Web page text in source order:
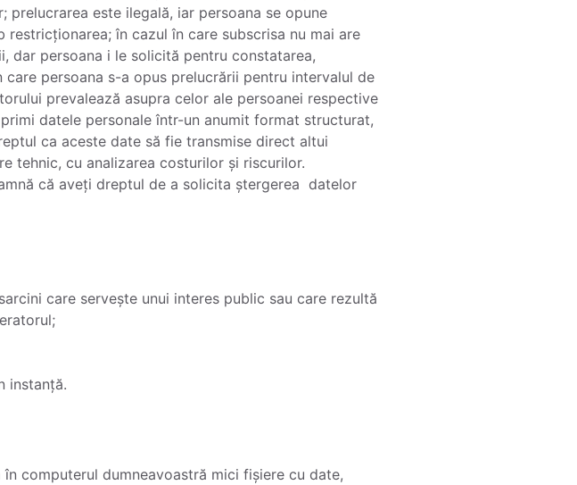
este ilegală, iar persoana se opune
în cazul în care subscrisa nu mai are
dar persoana i le solicită pentru constatarea,
persoana s-a opus prelucrării pentru intervalul de
prevalează asupra celor ale persoanei respective
datele personale într-un anumit format structurat,
ca aceste date să fie transmise direct altui
tehnic, cu analizarea costurilor și riscurilor.
că aveți dreptul de a solicita ștergerea datelor
care servește unui interes public sau care rezultă
instanță.
computerul dumneavoastră mici fișiere cu date,